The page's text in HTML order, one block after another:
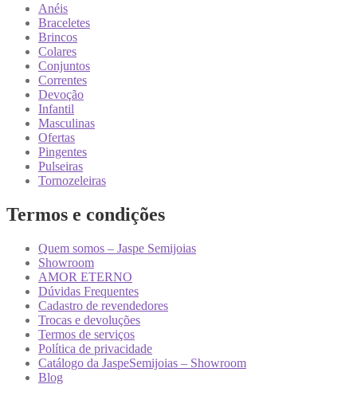
Anéis
Braceletes
Brincos
Colares
Conjuntos
Correntes
Devoção
Infantil
Masculinas
Ofertas
Pingentes
Pulseiras
Tornozeleiras
Termos e condições
Quem somos – Jaspe Semijoias
Showroom
AMOR ETERNO
Dúvidas Frequentes
Cadastro de revendedores
Trocas e devoluções
Termos de serviços
Política de privacidade
Catálogo da JaspeSemijoias – Showroom
Blog